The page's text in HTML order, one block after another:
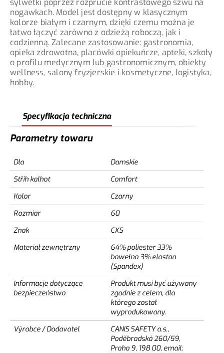
sylwetki poprzez rozprucie kontrastowego szwu na
nogawkach. Model jest dostępny w klasycznym
kolorze białym i czarnym, dzięki czemu można je
łatwo łączyć zarówno z odzieżą roboczą, jak i
codzienną. Zalecane zastosowanie: gastronomia,
opieka zdrowotna, placówki opiekuńcze, apteki, szkoły
o profilu medycznym lub gastronomicznym, obiekty
wellness, salony fryzjerskie i kosmetyczne, logistyka,
hobby.
Specyfikacja techniczna
Parametry towaru
Dla
Damskie
Střih kalhot
Comfort
Kolor
Czarny
Rozmiar
60
Znak
CXS
Materiał zewnętrzny
64% poliester 33%
bawełna 3% elastan
(Spandex)
Informacje dotyczące
bezpieczeństwa
Produkt musi być używany
zgodnie z celem, dla
którego został
wyprodukowany.
Výrobce / Dodavatel
CANIS SAFETY a.s.,
Poděbradská 260/59,
Praha 9, 198 00, email: